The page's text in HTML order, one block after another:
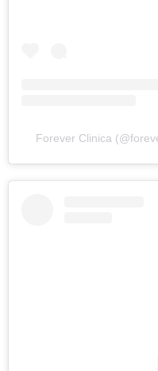
Forever Clinica